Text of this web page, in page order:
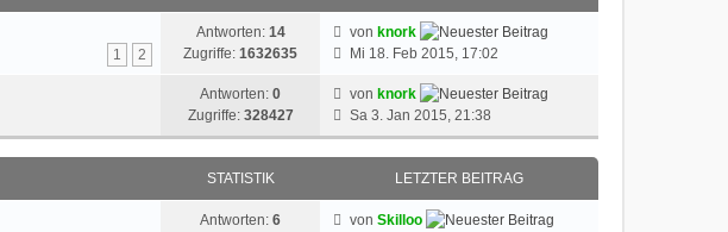
1 2
Antworten: 14
Zugriffe: 1632635
von knork
Mi 18. Feb 2015, 17:02
Antworten: 0
Zugriffe: 328427
von knork
Sa 3. Jan 2015, 21:38
STATISTIK LETZTER BEITRAG
Antworten: 6
vonSkilloo